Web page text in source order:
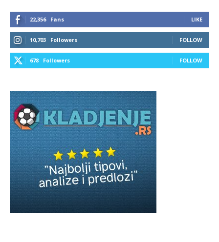
22,356 Fans LIKE
10,703 Followers FOLLOW
678 Followers FOLLOW